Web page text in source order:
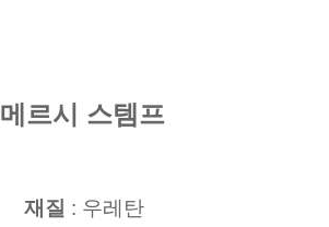
메르시 스템프
재질 : 우레탄